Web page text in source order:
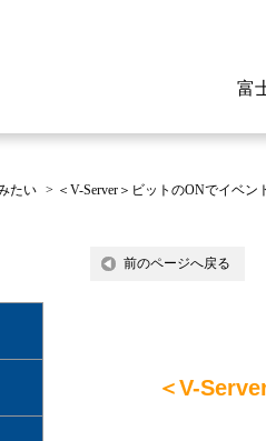
富
ご挨拶
駆動制御
経営情報
マテリア
新卒採用
よくある
たい > ＜V-Server＞ビットのONでイベン
前のページへ戻る
＜V-